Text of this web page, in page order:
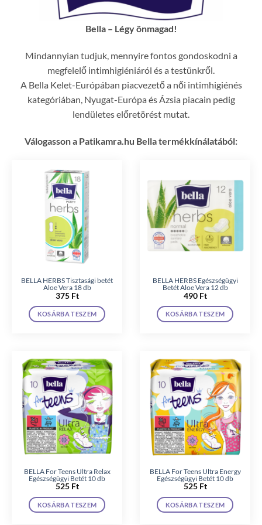
Bella – Légy önmagad!
Mindannyian tudjuk, mennyire fontos gondoskodni a
megfelelő intimhigiéniáról és a testünkről.
A Bella Kelet-Európában piacvezető a női intimhigiénés
kategóriában, Nyugat-Európa és Ázsia piacain pedig
lendületes előretörést mutat.
Válogasson a Patikamra.hu Bella termékkínálatából:
BELLA HERBS Tisztasági betét
Aloe Vera 18 db
375 Ft
KOSÁRBA TESZEM
BELLA HERBS Egészségügyi
Betét Aloe Vera 12 db
490 Ft
KOSÁRBA TESZEM
BELLA For Teens Ultra Relax
Egészségügyi Betét 10 db
525 Ft
KOSÁRBA TESZEM
BELLA For Teens Ultra Energy
Egészségügyi Betét 10 db
525 Ft
KOSÁRBA TESZEM